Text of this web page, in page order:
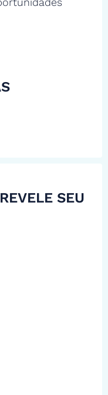
REVELE SEU